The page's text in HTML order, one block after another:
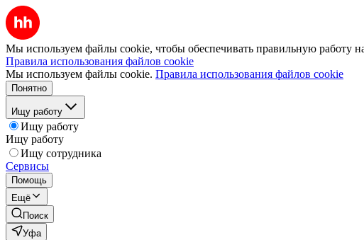
Мы используем файлы cookie, чтобы обеспечивать правильную работу
Правила использования файлов cookie
Мы используем файлы cookie. Правила использования файлов cookie
Понятно
Ищу работу
Ищу работу
Ищу работу
Ищу сотрудника
Сервисы
Помощь
Ещё
Поиск
Уфа